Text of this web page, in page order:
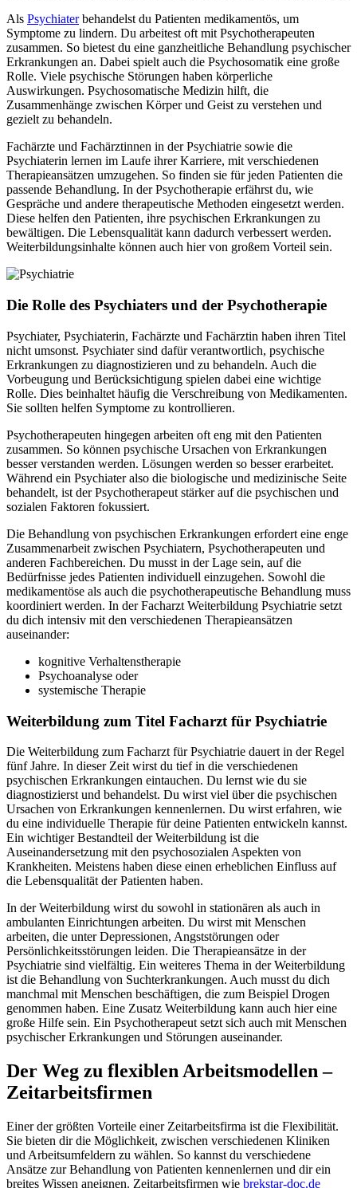
Als Psychiaterbehandelst du Patienten medikamentös, um
Symptome zu lindern. Du arbeitest oft mit Psychotherapeuten
zusammen. So bietest du eine ganzheitliche Behandlung psychischer
Erkrankungen an. Dabei spielt auch die Psychosomatik eine große
Rolle. Viele psychische Störungen haben körperliche
Auswirkungen. Psychosomatische Medizin hilft, die
Zusammenhänge zwischen Körper und Geist zu verstehen und
gezielt zu behandeln.
Fachärzte und Fachärztinnen in der Psychiatrie sowie die
Psychiaterin lernen im Laufe ihrer Karriere, mit verschiedenen
Therapieansätzen umzugehen. So finden sie für jeden Patienten die
passende Behandlung. In der Psychotherapie erfährst du, wie
Gespräche und andere therapeutische Methoden eingesetzt werden.
Diese helfen den Patienten, ihre psychischen Erkrankungen zu
bewältigen. Die Lebensqualität kann dadurch verbessert werden.
Weiterbildungsinhalte können auch hier von großem Vorteil sein.
Die Rolle des Psychiaters und der Psychotherapie
Psychiater, Psychiaterin, Fachärzte und Fachärztin haben ihren Titel
nicht umsonst. Psychiater sind dafür verantwortlich, psychische
Erkrankungen zu diagnostizieren und zu behandeln. Auch die
Vorbeugung und Berücksichtigung spielen dabei eine wichtige
Rolle. Dies beinhaltet häufig die Verschreibung von Medikamenten.
Sie sollten helfen Symptome zu kontrollieren.
Psychotherapeuten hingegen arbeiten oft eng mit den Patienten
zusammen. So können psychische Ursachen von Erkrankungen
besser verstanden werden. Lösungen werden so besser erarbeitet.
Während ein Psychiater also die biologische und medizinische Seite
behandelt, ist der Psychotherapeut stärker auf die psychischen und
sozialen Faktoren fokussiert.
Die Behandlung von psychischen Erkrankungen erfordert eine enge
Zusammenarbeit zwischen Psychiatern, Psychotherapeuten und
anderen Fachbereichen. Du musst in der Lage sein, auf die
Bedürfnisse jedes Patienten individuell einzugehen. Sowohl die
medikamentöse als auch die psychotherapeutische Behandlung muss
koordiniert werden. In der Facharzt Weiterbildung Psychiatrie setzt
du dich intensiv mit den verschiedenen Therapieansätzen
auseinander:
kognitive Verhaltenstherapie
Psychoanalyse oder
systemische Therapie
Weiterbildung zum Titel Facharzt für Psychiatrie
Die Weiterbildung zum Facharzt für Psychiatrie dauert in der Regel
fünf Jahre. In dieser Zeit wirst du tief in die verschiedenen
psychischen Erkrankungen eintauchen. Du lernst wie du sie
diagnostizierst und behandelst. Du wirst viel über die psychischen
Ursachen von Erkrankungen kennenlernen. Du wirst erfahren, wie
du eine individuelle Therapie für deine Patienten entwickeln kannst.
Ein wichtiger Bestandteil der Weiterbildung ist die
Auseinandersetzung mit den psychosozialen Aspekten von
Krankheiten. Meistens haben diese einen erheblichen Einfluss auf
die Lebensqualität der Patienten haben.
In der Weiterbildung wirst du sowohl in stationären als auch in
ambulanten Einrichtungen arbeiten. Du wirst mit Menschen
arbeiten, die unter Depressionen, Angststörungen oder
Persönlichkeitsstörungen leiden. Die Therapieansätze in der
Psychiatrie sind vielfältig. Ein weiteres Thema in der Weiterbildung
ist die Behandlung von Suchterkrankungen. Auch musst du dich
manchmal mit Menschen beschäftigen, die zum Beispiel Drogen
genommen haben. Eine Zusatz Weiterbildung kann auch hier eine
große Hilfe sein. Ein Psychotherapeut setzt sich auch mit Menschen
psychischer Erkrankungen und Störungen auseinander.
Der Weg zu flexiblen Arbeitsmodellen –
Zeitarbeitsfirmen
Einer der größten Vorteile einer Zeitarbeitsfirma ist die Flexibilität.
Sie bieten dir die Möglichkeit, zwischen verschiedenen Kliniken
und Arbeitsumfeldern zu wählen. So kannst du verschiedene
Ansätze zur Behandlung von Patienten kennenlernen und dir ein
breites Wissen aneignen. Zeitarbeitsfirmen wie brekstar-doc.de